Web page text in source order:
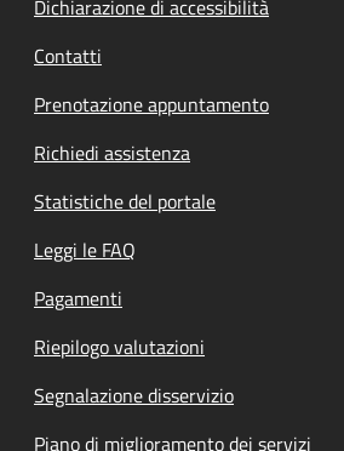
Dichiarazione di accessibilità
Contatti
Prenotazione appuntamento
Richiedi assistenza
Statistiche del portale
Leggi le FAQ
Pagamenti
Riepilogo valutazioni
Segnalazione disservizio
Piano di miglioramento dei servizi